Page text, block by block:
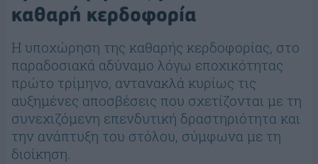
καθαρή κερδοφορία
Η υποχώρηση της καθαρής κερδοφορίας, στο
παραδοσιακά αδύναμο λόγω εποχικότητας
πρώτο τρίμηνο, αντανακλά κυρίως τις
αυξημένες αποσβέσεις που σχετίζονται με τη
συνεχιζόμενη επενδυτική δραστηριότητα και
την ανάπτυξη του στόλου, σύμφωνα με τη
διοίκηση.